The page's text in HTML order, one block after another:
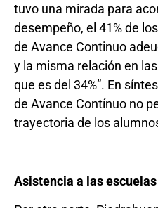
tuvo una mirada para
desempeño, el 41% de
de Avance Continuo
y la misma relación en
que es del 34%”. En
de Avance Contínuo no
trayectoria de los
Asistencia a las escuelas